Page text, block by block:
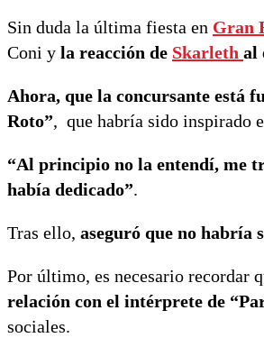
Sin duda la última fiesta en Gran
Coni y la reacción de Skarleth al
Ahora, que la concursante está
Roto”, que habría sido inspirado
“Al principio no la entendí, me
había dedicado”.
Tras ello, aseguró que no habría
Por último, es necesario recordar
relación con el intérprete de
sociales.